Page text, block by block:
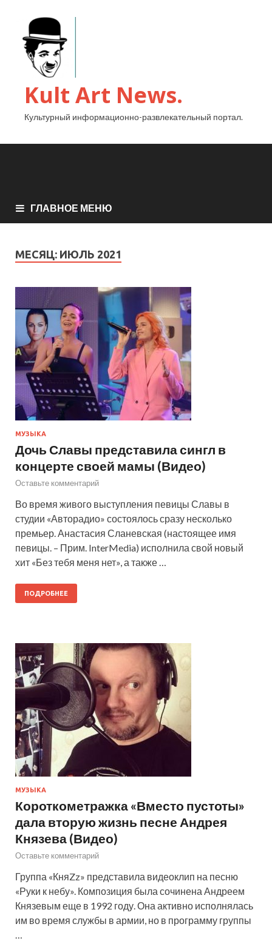
Kult Art News.
Культурный информационно-развлекательный портал.
ГЛАВНОЕ МЕНЮ
МЕСЯЦ: ИЮЛЬ 2021
МУЗЫКА
Дочь Славы представила сингл в
концерте своей мамы (Видео)
Оставьте комментарий
Во время живого выступления певицы Славы в
студии «Авторадио» состоялось сразу несколько
премьер. Анастасия Сланевская (настоящее имя
певицы. – Прим. InterMedia) исполнила свой новый
хит «Без тебя меня нет», а также …
ПОДРОБНЕЕ
МУЗЫКА
Короткометражка «Вместо пустоты»
дала вторую жизнь песне Андрея
Князева (Видео)
Оставьте комментарий
Группа «КняZz» представила видеоклип на песню
«Руки к небу». Композиция была сочинена Андреем
Князевым еще в 1992 году. Она активно исполнялась
им во время службы в армии, но в программу группы